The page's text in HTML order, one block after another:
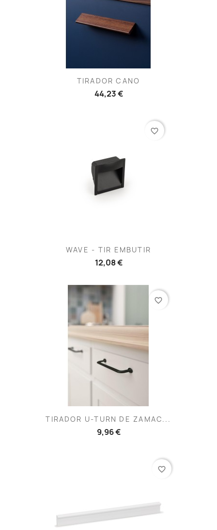
TIRADOR CANO
44,23 €
WAVE - TIR EMBUTIR
12,08 €
favorite_border
TIRADOR U-TURN DE ZAMAC...
9,96 €
favorite_border
favorite_border